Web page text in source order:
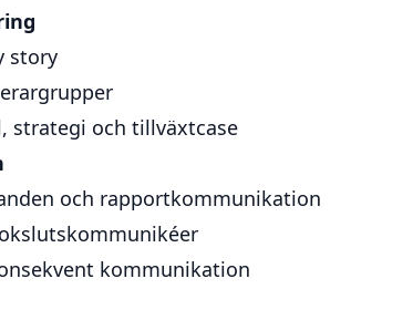
story
strategi och tillväxtcase
och rapportkommunikation
kommunikation